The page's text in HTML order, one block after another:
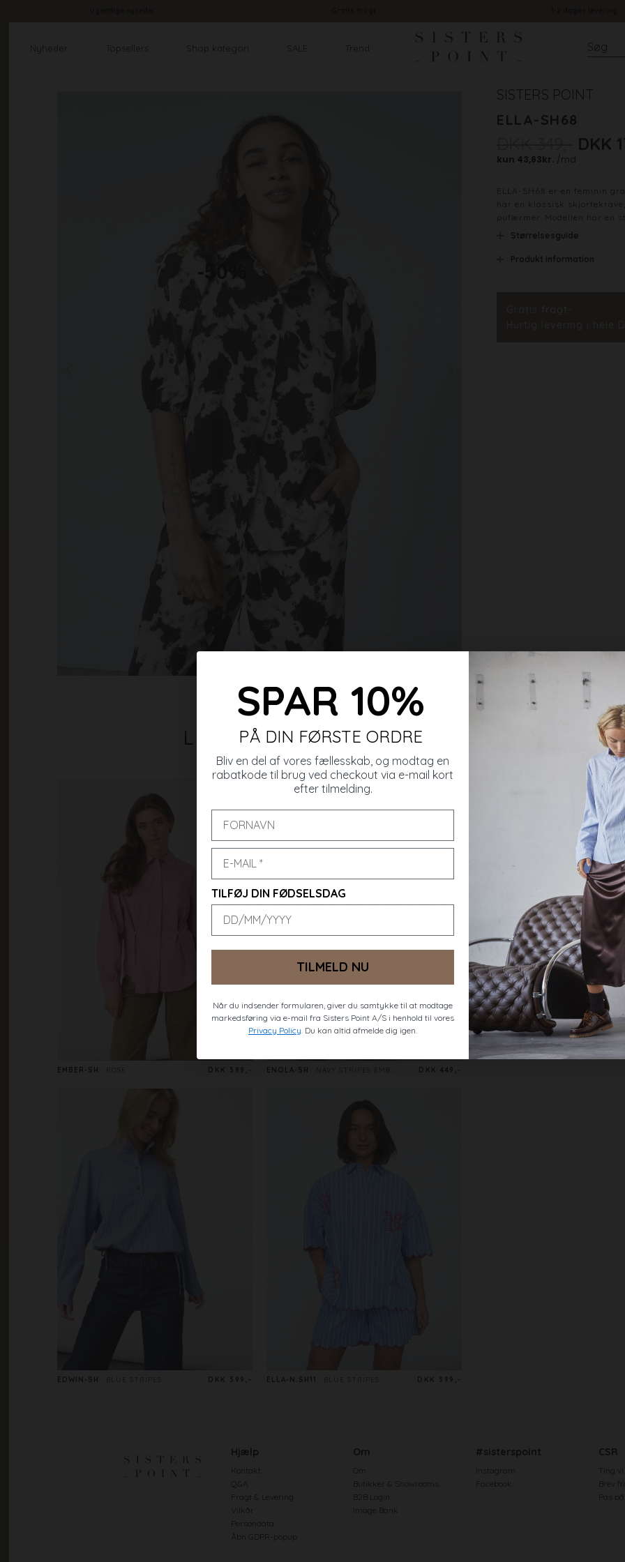
Nyheder Topsellers Shop kategori SALE Trend
SISTERS POINT
ELLA-SH68
DKK
ELLA-SH68 er en feminin
har en klassisk
pufærmer. Modellen har en
Størrelsesguide
Produkt information
Lignende varer
EMBER-SH DKK 399,- ENOLA-SH NAVY STRIPES EMB. DKK 449,-
EDWIN-SH BLUE STRIPES DKK 399,- ELLA-N.SH11 BLUE STRIPES DKK 399,-
Hjælp
Kontakt
Q&A
Fragt & Levering
Vilkår
Persondata
Åbn GDPR-popup
Om
Om
Butikker & Showrooms
B2B Login
Image Bank
#sisterspoint
Instagram
Facebook
CSR
Ting
Brev
Pas
SPAR 10%
PÅ DIN FØRSTE ORDRE
Bliv en del af vores fællesskab, og modtag en
rabatkode til brug ved checkout via e-mail kort
efter tilmelding.
TILFØJ DIN FØDSELSDAG
TILMELD NU
Når du indsender formularen, giver du samtykke til at modtage
markedsføring via e-mail fra Sisters Point A/S i henhold til vores
Privacy Policy . Du kan altid afmelde dig igen.